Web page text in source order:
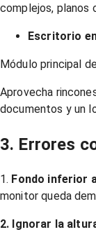
complejos, planos
Escritorio
Módulo principal
Aprovecha
documentos y un
3. Errores
1. Fondo inferior
monitor queda
2. Ignorar la